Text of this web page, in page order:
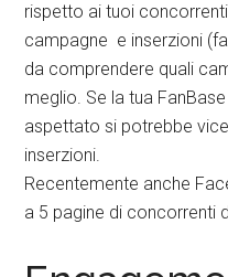
rispetto ai tuoi
campagne e inserzioni
da comprendere quali
meglio. Se la tua
aspettato si potrebbe
inserzioni.
Recentemente anche
a 5 pagine di concorrenti